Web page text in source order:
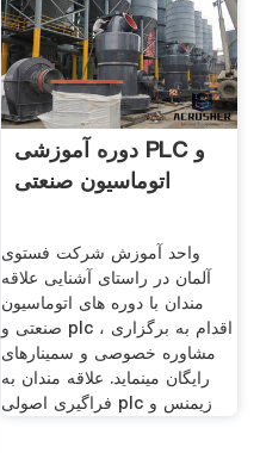
دوره آموزشی PLC و
اتوماسیون صنعتی
واحد آموزش شرکت فستوی
آلمان در راستای آشنایی علاقه
مندان با دوره های اتوماسیون
صنعتی و plc ، اقدام به برگزاری
مشاوره خصوصی و سمینارهای
رایگان مینماید. علاقه مندان به
فراگیری اصولی plc زیمنس و